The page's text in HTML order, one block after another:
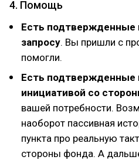
4. Помощь
Есть
запросу. Вы пришли с
помогли.
Есть
инициативой со
вашей потребности.
наоборот пассивная
пункта про реальную
стороны фонда. А